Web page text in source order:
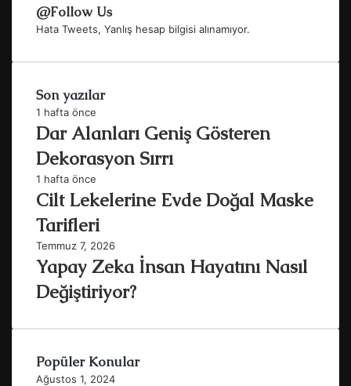
@Follow Us
Hata Tweets, Yanlış hesap bilgisi alınamıyor.
Son yazılar
1 hafta önce
Dar Alanları Geniş Gösteren
Dekorasyon Sırrı
1 hafta önce
Cilt Lekelerine Evde Doğal Maske
Tarifleri
Temmuz 7, 2026
Yapay Zeka İnsan Hayatını Nasıl
Değiştiriyor?
Popüler Konular
Ağustos 1, 2024